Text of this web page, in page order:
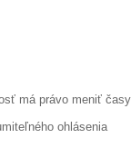
má právo meniť časy
ohlásenia